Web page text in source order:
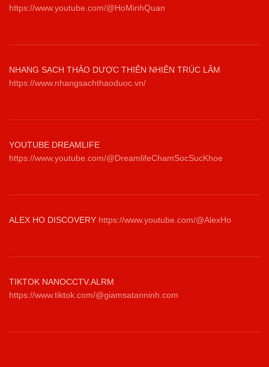
https://www.youtube.com/@HoMinhQuan
NHANG SẠCH THẢO DƯỢC THIÊN NHIÊN TRÚC LÂM
https://www.nhangsachthaoduoc.vn/
YOUTUBE DREAMLIFE
https://www.youtube.com/@DreamlifeChamSocSucKhoe
ALEX HO DISCOVERY https://www.youtube.com/@AlexHo
TIKTOK NANOCCTV.ALRM
https://www.tiktok.com/@giamsatanninh.com